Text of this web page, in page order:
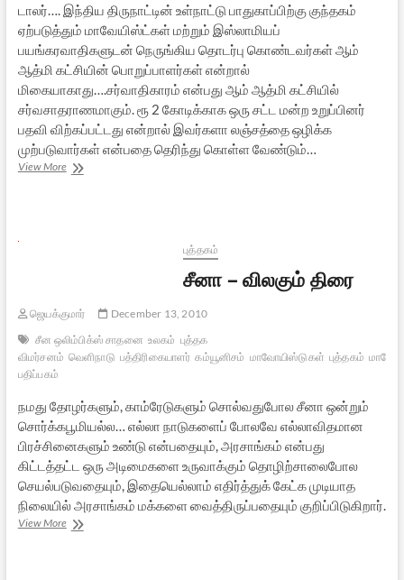
டாலர்…. இந்திய திருநாட்டின் உள்நாட்டு பாதுகாப்பிற்கு குந்தகம்
ஏற்படுத்தும் மாவேயிஸ்ட்கள் மற்றும் இஸ்லாமியப்
பயங்கரவாதிகளுடன் நெருங்கிய தொடர்பு கொண்டவர்கள் ஆம்
ஆத்மி கட்சியின் பொறுப்பாளர்கள் என்றால்
மிகையாகாது….சர்வாதிகாரம் என்பது ஆம் ஆத்மி கட்சியில்
சர்வசாதராணமாகும். ரூ 2 கோடிக்காக ஒரு சட்ட மன்ற உறுப்பினர்
பதவி விற்கப்பட்டது என்றால் இவர்களா லஞ்சத்தை ஒழிக்க
முற்படுவார்கள் என்பதை தெரிந்து கொள்ள வேண்டும்…
View Moreஆம்
புத்தகம்
சீனா – விலகும் திரை
ஜெயக்குமார்
December 13, 2010
சீன ஒலிம்பிக்ஸ் சாதனை உலகம் புத்தக
விமர்சனம் வெளிநாடு பத்திரிகையாளர் கம்யூனிசம் மாவோயிஸ்டுகள் புத்தகம்
பதிப்பகம்
நமது தோழர்களும், காம்ரேடுகளும் சொல்வதுபோல சீனா ஒன்றும்
சொர்க்கபூமியல்ல… எல்லா நாடுகளைப் போலவே எல்லாவிதமான
பிரச்சினைகளும் உண்டு என்பதையும், அரசாங்கம் என்பது
கிட்டத்தட்ட ஒரு அடிமைகளை உருவாக்கும் தொழிற்சாலைபோல
செயல்படுவதையும், இதையெல்லாம் எதிர்த்துக் கேட்க முடியாத
நிலையில் அரசாங்கம் மக்களை வைத்திருப்பதையும் குறிப்பிடுகிறார்.
View Moreசீனா